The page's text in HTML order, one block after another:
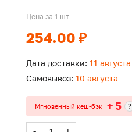
Цена за 1 шт
254.00 ₽
Дата доставки: 11 августа
Самовывоз: 10 августа
Мгновенный кеш-бэк + 5 ?